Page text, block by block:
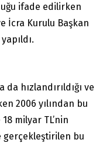
ifade edilirken
İcra Kurulu Başkan
hızlandırıldığı ve
2006 yılından bu
milyar TL’nin
gerçekleştirilen bu